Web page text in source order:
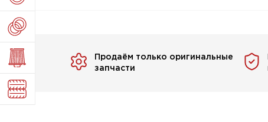
Продаём только оригинальные
запчасти